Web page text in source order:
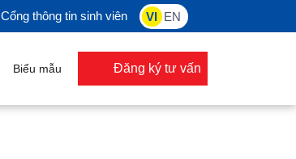
Cổng thông tin sinh viên VI EN
Biểu mẫu Đăng ký tư vấn